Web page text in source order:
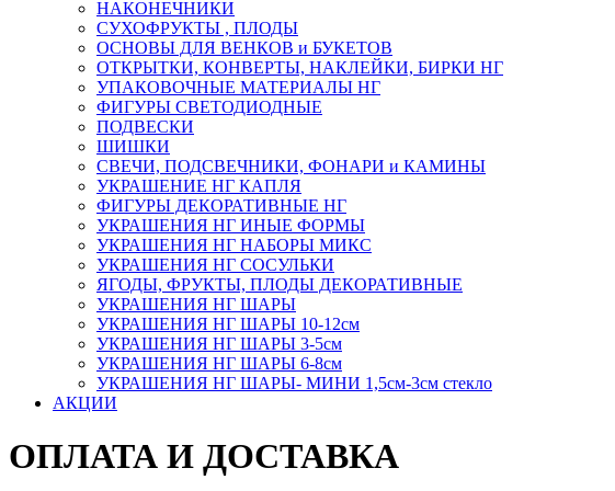
НАКОНЕЧНИКИ
СУХОФРУКТЫ , ПЛОДЫ
ОСНОВЫ ДЛЯ ВЕНКОВ и БУКЕТОВ
ОТКРЫТКИ, КОНВЕРТЫ, НАКЛЕЙКИ, БИРКИ НГ
УПАКОВОЧНЫЕ МАТЕРИАЛЫ НГ
ФИГУРЫ СВЕТОДИОДНЫЕ
ПОДВЕСКИ
ШИШКИ
СВЕЧИ, ПОДСВЕЧНИКИ, ФОНАРИ и КАМИНЫ
УКРАШЕНИЕ НГ КАПЛЯ
ФИГУРЫ ДЕКОРАТИВНЫЕ НГ
УКРАШЕНИЯ НГ ИНЫЕ ФОРМЫ
УКРАШЕНИЯ НГ НАБОРЫ МИКС
УКРАШЕНИЯ НГ СОСУЛЬКИ
ЯГОДЫ, ФРУКТЫ, ПЛОДЫ ДЕКОРАТИВНЫЕ
УКРАШЕНИЯ НГ ШАРЫ
УКРАШЕНИЯ НГ ШАРЫ 10-12см
УКРАШЕНИЯ НГ ШАРЫ 3-5см
УКРАШЕНИЯ НГ ШАРЫ 6-8см
УКРАШЕНИЯ НГ ШАРЫ- МИНИ 1,5см-3см стекло
АКЦИИ
ОПЛАТА И ДОСТАВКА